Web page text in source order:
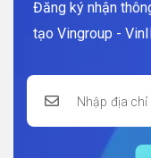
Đăng ký nhận
tạo Vingroup -